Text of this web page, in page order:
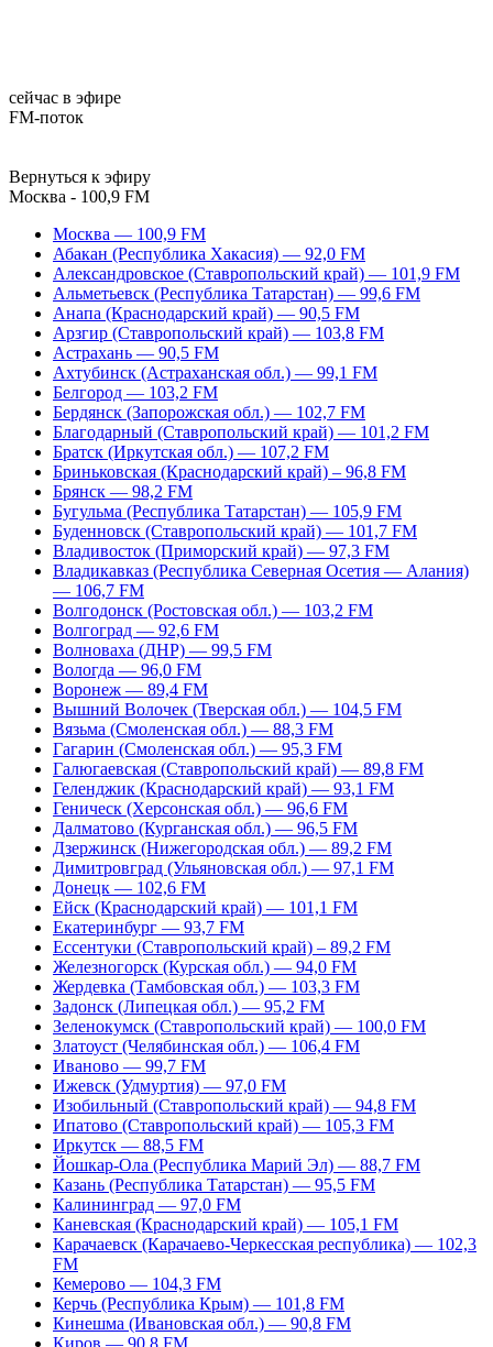
сейчас в эфире
FM-поток
Вернуться к эфиру
Москва - 100,9 FM
Москва — 100,9 FM
Абакан (Республика Хакасия) — 92,0 FM
Александровское (Ставропольский край) — 101,9 FM
Альметьевск (Республика Татарстан) — 99,6 FM
Анапа (Краснодарский край) — 90,5 FM
Арзгир (Ставропольский край) — 103,8 FM
Астрахань — 90,5 FM
Ахтубинск (Астраханская обл.) — 99,1 FM
Белгород — 103,2 FM
Бердянск (Запорожская обл.) — 102,7 FM
Благодарный (Ставропольский край) — 101,2 FM
Братск (Иркутская обл.) — 107,2 FM
Бриньковская (Краснодарский край) – 96,8 FM
Брянск — 98,2 FM
Бугульма (Республика Татарстан) — 105,9 FM
Буденновск (Ставропольский край) — 101,7 FM
Владивосток (Приморский край) — 97,3 FM
Владикавказ (Республика Северная Осетия — Алания)
— 106,7 FM
Волгодонск (Ростовская обл.) — 103,2 FM
Волгоград — 92,6 FM
Волноваха (ДНР) — 99,5 FM
Вологда — 96,0 FM
Воронеж — 89,4 FM
Вышний Волочек (Тверская обл.) — 104,5 FM
Вязьма (Смоленская обл.) — 88,3 FM
Гагарин (Смоленская обл.) — 95,3 FM
Галюгаевская (Ставропольский край) — 89,8 FM
Геленджик (Краснодарский край) — 93,1 FM
Геническ (Херсонская обл.) — 96,6 FM
Далматово (Курганская обл.) — 96,5 FM
Дзержинск (Нижегородская обл.) — 89,2 FM
Димитровград (Ульяновская обл.) — 97,1 FM
Донецк — 102,6 FM
Ейск (Краснодарский край) — 101,1 FM
Екатеринбург — 93,7 FM
Ессентуки (Ставропольский край) – 89,2 FM
Железногорск (Курская обл.) — 94,0 FM
Жердевка (Тамбовская обл.) — 103,3 FM
Задонск (Липецкая обл.) — 95,2 FM
Зеленокумск (Ставропольский край) — 100,0 FM
Златоуст (Челябинская обл.) — 106,4 FM
Иваново — 99,7 FM
Ижевск (Удмуртия) — 97,0 FM
Изобильный (Ставропольский край) — 94,8 FM
Ипатово (Ставропольский край) — 105,3 FM
Иркутск — 88,5 FM
Йошкар-Ола (Республика Марий Эл) — 88,7 FM
Казань (Республика Татарстан) — 95,5 FM
Калининград — 97,0 FM
Каневская (Краснодарский край) — 105,1 FM
Карачаевск (Карачаево-Черкесская республика) — 102,3
FM
Кемерово — 104,3 FM
Керчь (Республика Крым) — 101,8 FM
Кинешма (Ивановская обл.) — 90,8 FM
Киров — 90,8 FM